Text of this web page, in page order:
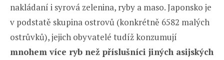
nakládaní i syrová zelenina, ryby a maso. Japonsko je
v podstatě skupina ostrovů (konkrétně 6582 malých
ostrůvků), jejich obyvatelé tudíž konzumují
mnohem více ryb než příslušníci jiných asijských